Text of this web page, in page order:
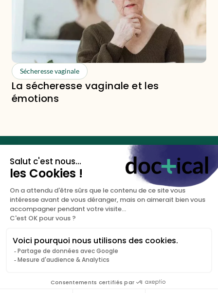
Sécheresse vaginale
La sécheresse vaginale et les
émotions
Les clés de votre santé
sexuelle.
DOCTICAL
A propos
Blog
NOUS CONTACTER
+33 (0)9 67 81 94 50
contact@doctical.com